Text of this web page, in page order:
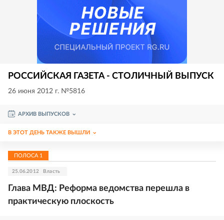
РОССИЙСКАЯ ГАЗЕТА - СТОЛИЧНЫЙ ВЫПУСК
26 июня 2012 г. №5816
АРХИВ ВЫПУСКОВ
В ЭТОТ ДЕНЬ ТАКЖЕ ВЫШЛИ
ПОЛОСА 1
25.06.2012 Власть
Глава МВД: Реформа ведомства перешла в
практическую плоскость